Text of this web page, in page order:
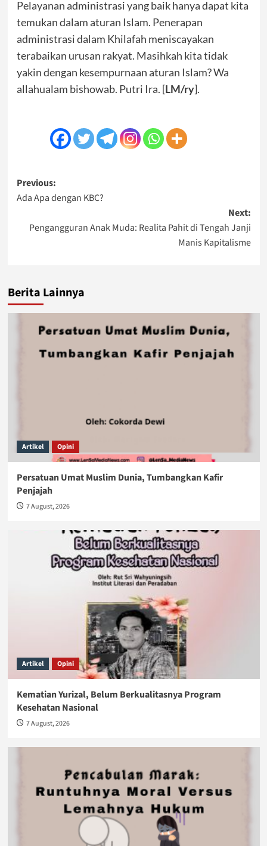
Pelayanan administrasi yang baik hanya dapat kita
temukan dalam aturan Islam. Penerapan
administrasi dalam Khilafah meniscayakan
terabaikan urusan rakyat. Masihkah kita tidak
yakin dengan kesempurnaan aturan Islam? Wa
allahualam bishowab. Putri Ira. [LM/ry].
Post
navigation
Previous:
Ada Apa dengan KBC?
Next:
Pengangguran Anak Muda: Realita Pahit di Tengah Janji
Manis Kapitalisme
Berita Lainnya
Artikel Opini
Persatuan Umat Muslim Dunia, Tumbangkan Kafir
Penjajah
7 August, 2026
Artikel Opini
Kematian Yurizal, Belum Berkualitasnya Program
Kesehatan Nasional
7 August, 2026